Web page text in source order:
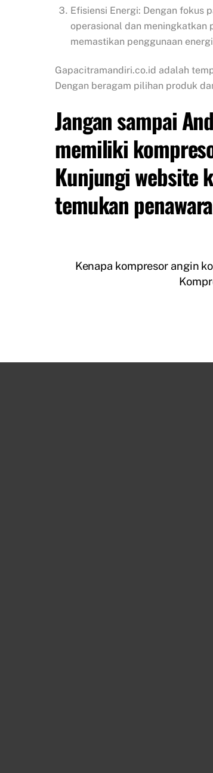
Efisiensi Energi: Dengan fokus
operasional dan meningkatkan
memastikan penggunaan
Gapacitramandiri.co.id adalah
Dengan beragam pilihan produk
Jangan sampai
memiliki
Kunjungi website
temukan
Kenapa kompresor angin